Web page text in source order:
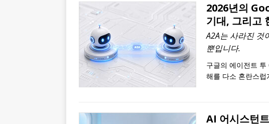
2026년의
기대, 그리고
A2A는 사라진 것
뿐입니다.
구글의 에이전트
해를 다소 혼란스럽
AI 어시스턴